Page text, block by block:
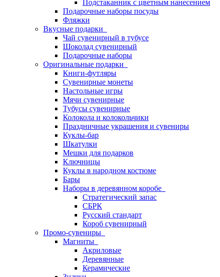
Подстаканник с цветным нанесением
Подарочные наборы посуды
Фляжки
Вкусные подарки
Чай сувенирный в тубусе
Шоколад сувенирный
Подарочные наборы
Оригинальные подарки
Книги-футляры
Сувенирные монеты
Настольные игры
Мячи сувенирные
Тубусы сувенирные
Колокола и колокольчики
Праздничные украшения и сувениры
Куклы-бар
Шкатулки
Мешки для подарков
Ключницы
Куклы в народном костюме
Бары
Наборы в деревянном коробе
Стратегический запас
СБРК
Русский стандарт
Короб сувенирный
Промо-сувениры
Магниты
Акриловые
Деревянные
Керамические